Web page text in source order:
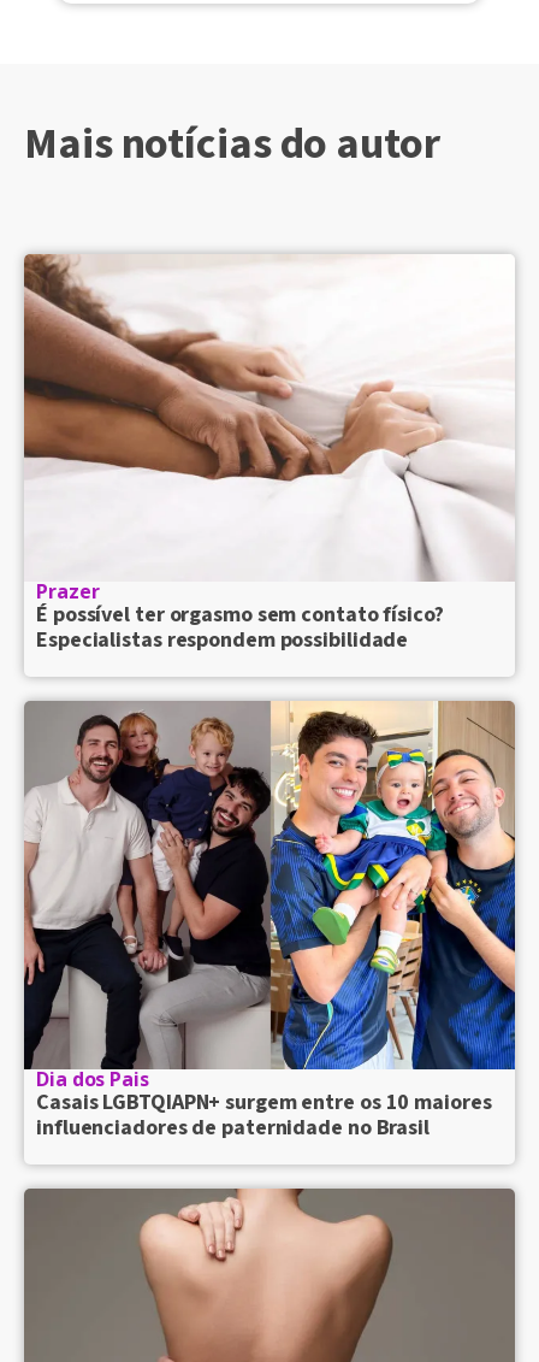
Mais notícias do autor
Prazer
É possível ter orgasmo sem contato físico?
Especialistas respondem possibilidade
Dia dos Pais
Casais LGBTQIAPN+ surgem entre os 10 maiores
influenciadores de paternidade no Brasil